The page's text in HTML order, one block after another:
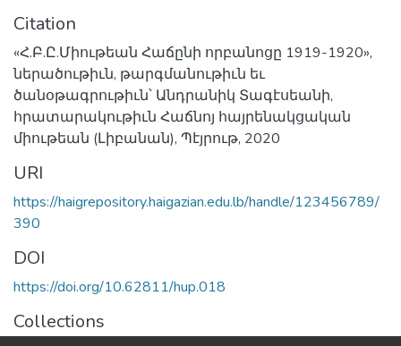
Citation
«Հ.Բ.Ը.Միութեան Հաճընի որբանոցը 1919-1920»,
ներածութիւն, թարգմանութիւն եւ
ծանօթագրութիւն՝ Անդրանիկ Տագէսեանի,
հրատարակութիւն Հաճնոյ հայրենակցական
միութեան (Լիբանան), Պէյրութ, 2020
URI
https://haigrepository.haigazian.edu.lb/handle/123456789/
390
DOI
https://doi.org/10.62811/hup.018
Collections